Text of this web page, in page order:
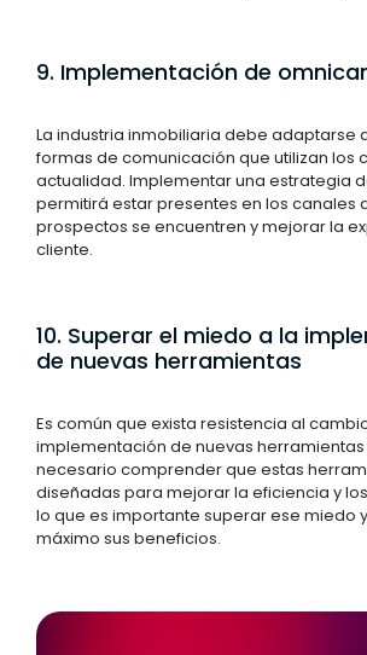
9. Implementación de
La industria inmobiliaria debe adaptarse
formas de comunicación que utilizan los
actualidad. Implementar una estrategia
permitirá estar presentes en los canales
prospectos se encuentren y mejorar la
cliente.
10. Superar el miedo a la
de nuevas herramientas
Es común que exista resistencia al
implementación de nuevas herramientas
necesario comprender que estas
diseñadas para mejorar la eficiencia y
lo que es importante superar ese miedo
máximo sus beneficios.